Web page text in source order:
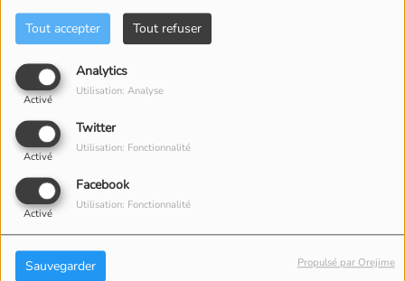
Tout accepter Tout refuser
Analytics
Activé
Utilisation: Analyse
Twitter
Activé
Utilisation: Fonctionnalité
Facebook
Activé
Utilisation: Fonctionnalité
Sauvegarder Propulsé par Orejime
ÉQUIPE